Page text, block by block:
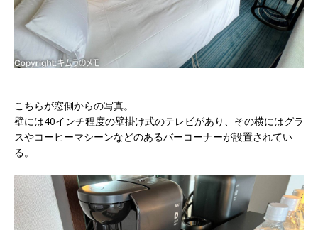
こちらが窓側からの写真。
壁には40インチ程度の壁掛け式のテレビがあり、その横にはグラ
スやコーヒーマシーンなどのあるバーコーナーが設置されてい
る。